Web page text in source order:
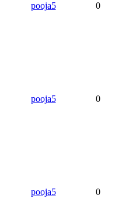
pooja5 0
pooja5 0
pooja5 0